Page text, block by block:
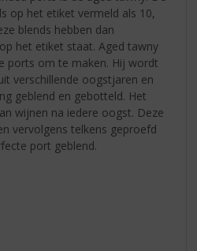
op het etiket vermeld als 10,
blends hebben dan
het etiket staat. Aged tawny
ports om te maken. Hij wordt
verschillende oogstjaren en
geblend en gebotteld. Het
wijnen na iedere oogst. Deze
vervolgens telkens geproefd
port geblend.